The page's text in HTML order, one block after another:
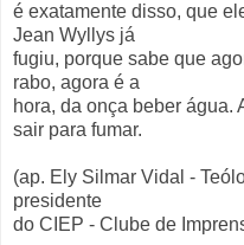
é exatamente disso, que
Jean Wyllys já
fugiu, porque sabe que
rabo, agora é a
hora, da onça beber água.
sair para fumar.
(ap. Ely Silmar Vidal -
presidente
do CIEP - Clube de